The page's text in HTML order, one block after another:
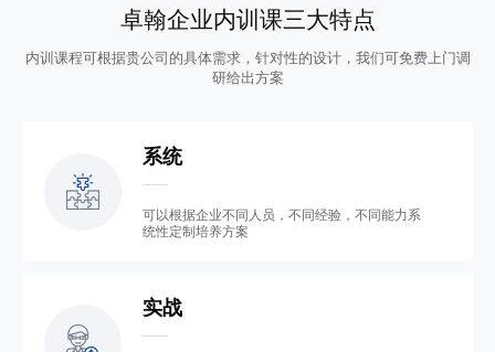
卓翰企业内训课三大特点
内训课程可根据贵公司的具体需求，针对性的设计，我们可免费上门调
研给出方案
系统
可以根据企业不同人员，不同经验，不同能力系
统性定制培养方案
实战